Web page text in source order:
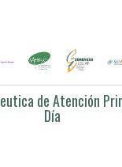
de Atención
Día